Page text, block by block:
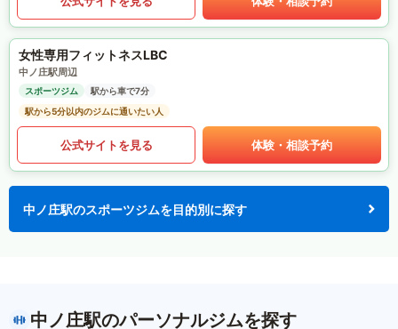
女性専用フィットネスLBC
中ノ庄駅周辺
スポーツジム
駅から車で7分
駅から5分以内のジムに通いたい人
公式サイトを見る 体験・相談予約
中ノ庄駅のスポーツジムを目的別に探す
中ノ庄駅のパーソナルジムを探す